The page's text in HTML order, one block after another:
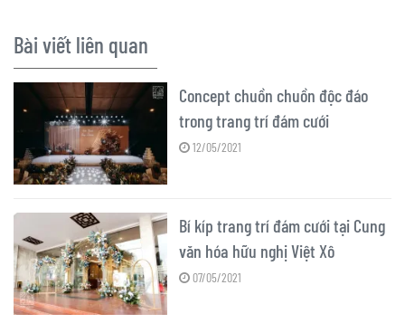
Bài viết liên quan
Concept chuồn chuồn độc đáo
trong trang trí đám cưới
12/05/2021
​​​​​​​Bí kíp trang trí đám cưới tại Cung
văn hóa hữu nghị Việt Xô
07/05/2021